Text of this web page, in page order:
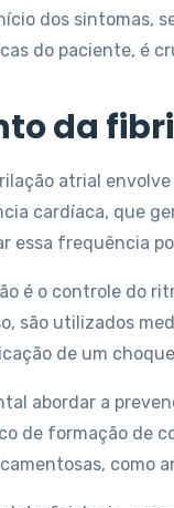
dos sintomas,
do paciente, é
da
atrial
cardíaca, que
essa frequência
é o controle do
são utilizados
de um
abordar a
de formação de
como